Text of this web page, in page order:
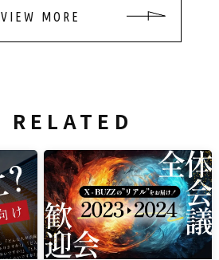
VIEW MORE
RELATED
雑談